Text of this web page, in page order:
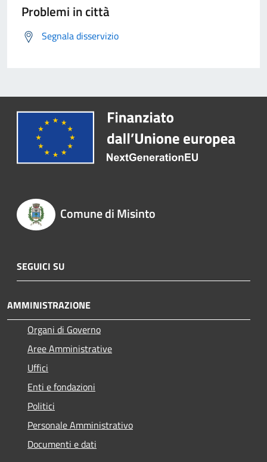
Problemi in città
Segnala disservizio
Comune di Misinto
SEGUICI SU
AMMINISTRAZIONE
Organi di Governo
Aree Amministrative
Uffici
Enti e fondazioni
Politici
Personale Amministrativo
Documenti e dati